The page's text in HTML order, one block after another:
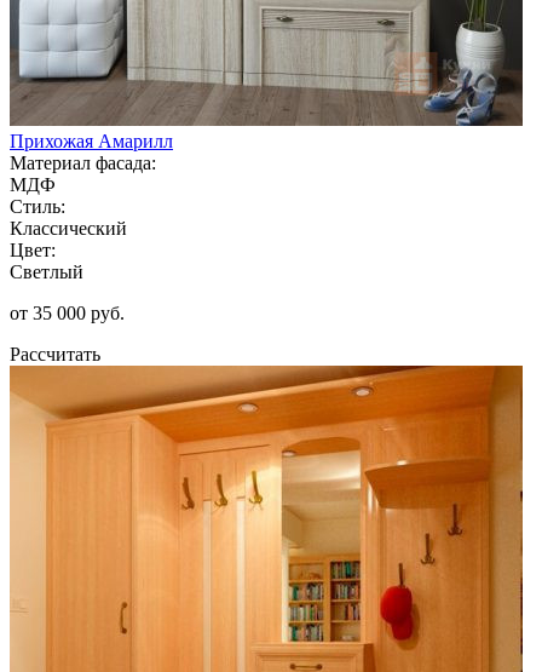
Прихожая Амарилл
Материал фасада:
МДФ
Стиль:
Классический
Цвет:
Светлый
от 35 000 руб.
Рассчитать